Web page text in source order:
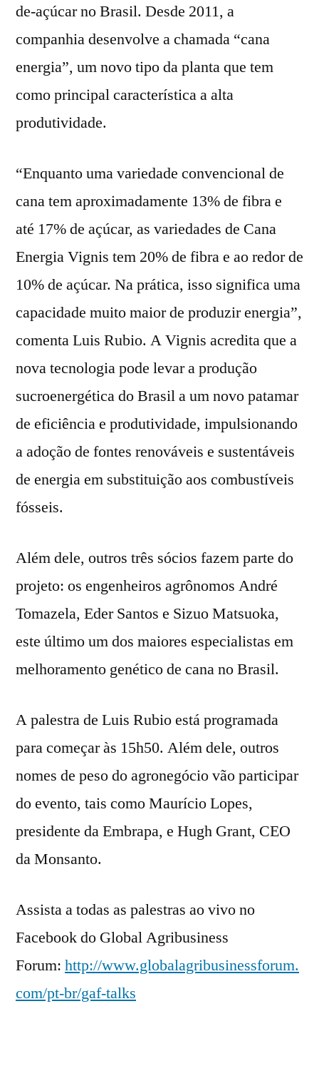
de-açúcar no Brasil. Desde 2011, a
companhia desenvolve a chamada “cana
energia”, um novo tipo da planta que tem
como principal característica a alta
produtividade.
“Enquanto uma variedade convencional de
cana tem aproximadamente 13% de fibra e
até 17% de açúcar, as variedades de Cana
Energia Vignis tem 20% de fibra e ao redor de
10% de açúcar. Na prática, isso significa uma
capacidade muito maior de produzir energia”,
comenta Luis Rubio. A Vignis acredita que a
nova tecnologia pode levar a produção
sucroenergética do Brasil a um novo patamar
de eficiência e produtividade, impulsionando
a adoção de fontes renováveis e sustentáveis
de energia em substituição aos combustíveis
fósseis.
Além dele, outros três sócios fazem parte do
projeto: os engenheiros agrônomos André
Tomazela, Eder Santos e Sizuo Matsuoka,
este último um dos maiores especialistas em
melhoramento genético de cana no Brasil.
A palestra de Luis Rubio está programada
para começar às 15h50. Além dele, outros
nomes de peso do agronegócio vão participar
do evento, tais como Maurício Lopes,
presidente da Embrapa, e Hugh Grant, CEO
da Monsanto.
Assista a todas as palestras ao vivo no
Facebook do Global Agribusiness
Forum: http://www.globalagribusinessforum.
com/pt-br/gaf-talks